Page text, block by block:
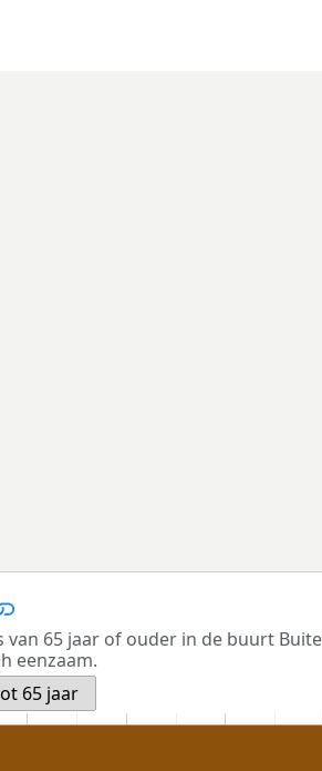
van 65 jaar of ouder in de buurt
eenzaam.
65 jaar